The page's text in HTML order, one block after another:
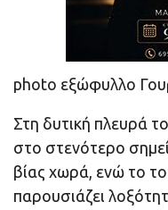
photo εξώφυλλο
Στη δυτική πλευρά
στο στενότερο
βίας χωρά, ενώ το
παρουσιάζει